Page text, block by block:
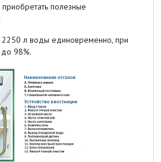
приобретать полезные
2250 л воды единовременно, при
98%.